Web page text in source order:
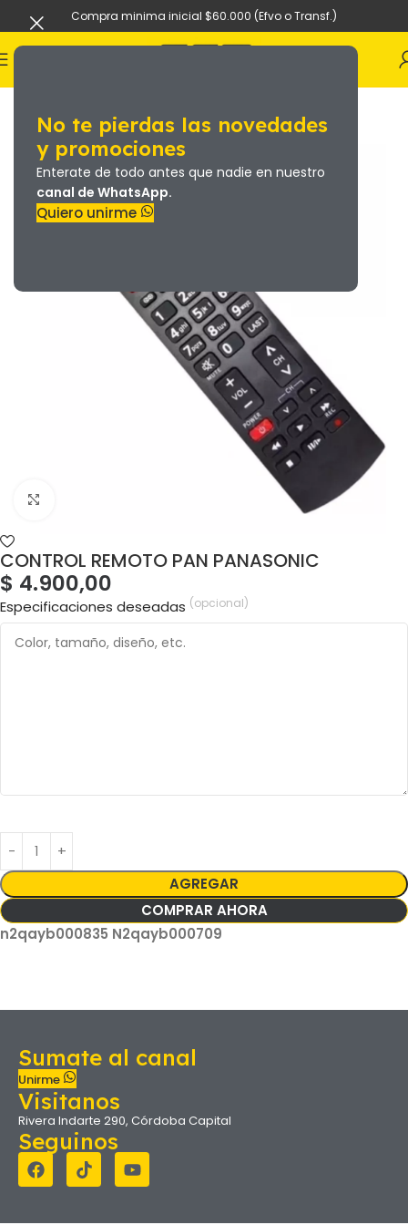
No te pierdas las novedades
y promociones
Enterate de todo antes que nadie en nuestro
canal de WhatsApp.
Quiero unirme
Compra minima inicial $60.000 (Efvo o Transf.)
CONTROL REMOTO PAN PANASONIC
$ 4.900,00
Especificaciones deseadas (opcional)
AGREGAR
COMPRAR AHORA
n2qayb000835 N2qayb000709
Sumate al canal
Unirme
Visitanos
Rivera Indarte 290, Córdoba Capital
Seguinos